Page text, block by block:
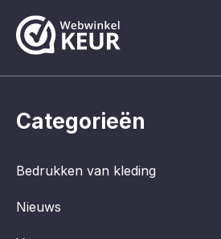
Categorieën
Bedrukken van kleding
Nieuws